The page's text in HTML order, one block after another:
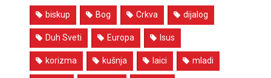
biskup Bog Crkva dijalog
Duh Sveti Europa Isus
korizma kušnja laici mladi